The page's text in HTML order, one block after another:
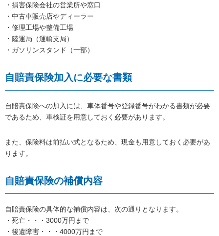
・損害保険会社の営業所や窓口
・中古車販売店やディーラー
・修理工場や整備工場
・陸運局（運輸支局）
・ガソリンスタンド（一部）
自賠責保険加入に必要な書類
自賠責保険への加入には、車体番号や登録番号がわかる書類が必要
であるため、車検証を用意しておく必要があります。
また、保険料は前払い式となるため、現金も用意しておく必要があ
ります。
自賠責保険の補償内容
自賠責保険の具体的な補償内容は、次の通りとなります。
・死亡・・・3000万円まで
・後遺障害・・・4000万円まで